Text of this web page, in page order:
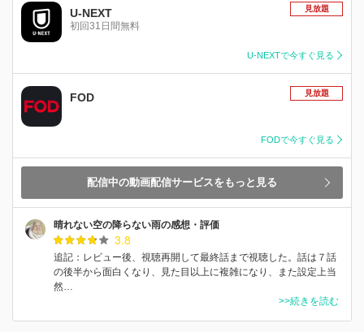
U-NEXT
初回31日間無料
見放題
U-NEXTで今すぐ見る
FOD 見放題
FODで今すぐ見る
配信中の動画配信サービスをもっと見る
晴れない空の降らない雨の感想・評価
3.8
追記：レビュー後、視聴再開して最終話まで視聴した。話は７話
の後半から面白くなり、見た目以上に複雑になり、また設定上当
然…
>>続きを読む